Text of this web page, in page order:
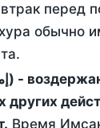
перед
обычно
других
Время